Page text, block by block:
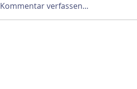
Kommentar verfassen...